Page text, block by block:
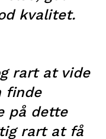
kvalitet.
rart at vide
finde
på dette
rart at få